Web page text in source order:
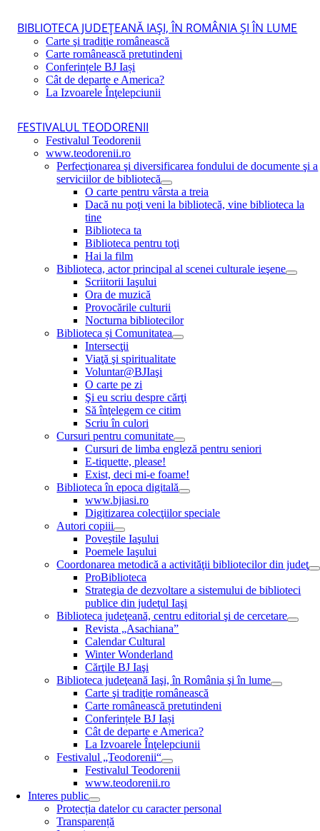
BIBLIOTECA JUDEŢEANĂ IAŞI, ÎN ROMÂNIA ŞI ÎN LUME
Carte şi tradiţie românească
Carte românească pretutindeni
Conferințele BJ Iași
Cât de departe e America?
La Izvoarele Înţelepciunii
FESTIVALUL TEODORENII
Festivalul Teodorenii
www.teodorenii.ro
Perfecţionarea şi diversificarea fondului de documente şi a
serviciilor de bibliotecă
O carte pentru vârsta a treia
Dacă nu poţi veni la bibliotecă, vine biblioteca la
tine
Biblioteca ta
Biblioteca pentru toţi
Hai la film
Biblioteca, actor principal al scenei culturale ieşene
Scriitorii Iaşului
Ora de muzică
Provocările culturii
Nocturna bibliotecilor
Biblioteca și Comunitatea
Intersecţii
Viaţă şi spiritualitate
Voluntar@BJIaşi
O carte pe zi
Şi eu scriu despre cărţi
Să înţelegem ce citim
Scriu în culori
Cursuri pentru comunitate
Cursuri de limba engleză pentru seniori
E-tiquette, please!
Exist, deci mi-e foame!
Biblioteca în epoca digitală
www.bjiasi.ro
Digitizarea colecţiilor speciale
Autori copiii
Poveştile Iaşului
Poemele Iaşului
Coordonarea metodică a activităţii bibliotecilor din judeţ
ProBiblioteca
Strategia de dezvoltare a sistemului de biblioteci
publice din judeţul Iaşi
Biblioteca judeţeană, centru editorial şi de cercetare
Revista „Asachiana”
Calendar Cultural
Winter Wonderland
Cărţile BJ Iaşi
Biblioteca judeţeană Iaşi, în România şi în lume
Carte şi tradiţie românească
Carte românească pretutindeni
Conferințele BJ Iași
Cât de departe e America?
La Izvoarele Înţelepciunii
Festivalul „Teodorenii“
Festivalul Teodorenii
www.teodorenii.ro
Interes public
Protecția datelor cu caracter personal
Transparență